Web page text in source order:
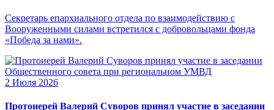
Секретарь епархиального отдела по взаимодействию с
Вооруженными силами встретился с добровольцами фонда
«Победа за нами».
2 Июля 2026
Протоиерей Валерий Суворов принял участие в заседании